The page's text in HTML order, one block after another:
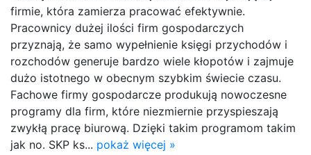
firmie, która zamierza pracować efektywnie.
Pracownicy dużej ilości firm gospodarczych
przyznają, że samo wypełnienie księgi przychodów i
rozchodów generuje bardzo wiele kłopotów i zajmuje
dużo istotnego w obecnym szybkim świecie czasu.
Fachowe firmy gospodarcze produkują nowoczesne
programy dla firm, które niezmiernie przyspieszają
zwykłą pracę biurową. Dzięki takim programom takim
jak no. SKP ks... pokaż więcej »